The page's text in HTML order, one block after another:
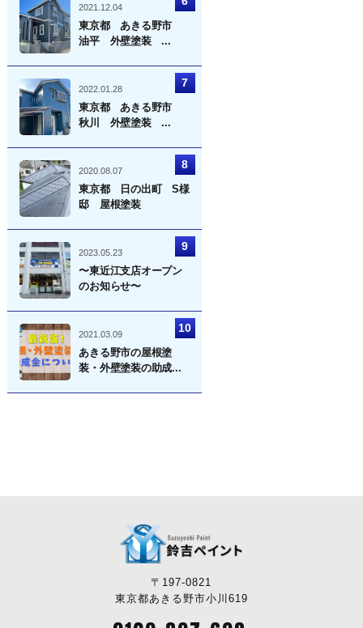
2021.12.04
東京都 あきる野市
油平 外壁塗装 ...
2022.01.28
東京都 あきる野市
秋川 外壁塗装 ...
2020.08.07
東京都 日の出町 S様
邸 屋根塗装
2023.05.23
〜東近江支店オープン
のお知らせ〜
2021.03.09
あきる野市の屋根塗
装・外壁塗装の助成...
〒197-0821
東京都あきる野市小川619